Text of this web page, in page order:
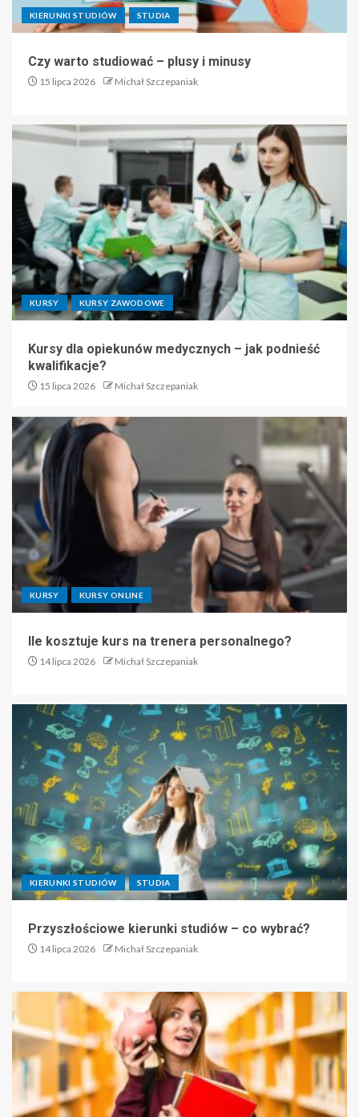
KIERUNKI STUDIÓW STUDIA
Czy warto studiować – plusy i minusy
15 lipca 2026 Michał Szczepaniak
KURSY KURSY ZAWODOWE
Kursy dla opiekunów medycznych – jak podnieść
kwalifikacje?
15 lipca 2026 Michał Szczepaniak
KURSY KURSY ONLINE
Ile kosztuje kurs na trenera personalnego?
14 lipca 2026 Michał Szczepaniak
KIERUNKI STUDIÓW STUDIA
Przyszłościowe kierunki studiów – co wybrać?
14 lipca 2026 Michał Szczepaniak